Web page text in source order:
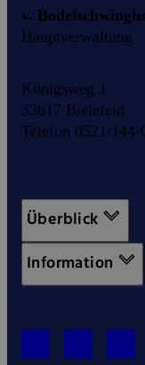
v.
Hauptverwaltung
Königsweg 1
33617 Bielefeld
Telefon 0521/144-
Überblick
Information